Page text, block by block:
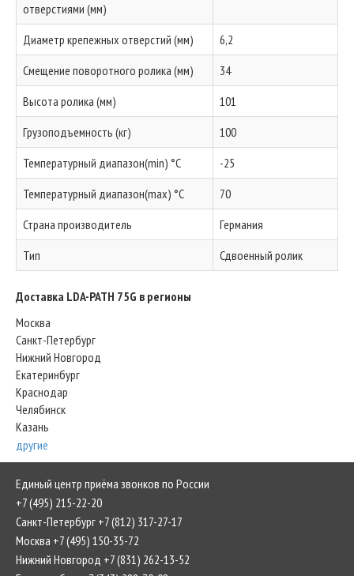
отверстиями (мм)
Диаметр крепежных отверстий (мм)
6,2
Смещение поворотного ролика (мм)
34
Высота ролика (мм)
101
Грузоподъемность (кг)
100
Температурный диапазон(min) °C
-25
Температурный диапазон(max) °C
70
Страна производитель
Германия
Тип
Сдвоенный ролик
Доставка LDA-PATH 75G в регионы
Москва
Санкт-Петербург
Нижний Новгород
Екатеринбург
Краснодар
Челябинск
Казань
другие
Единый центр приёма звонков по России
+7 (495) 215-22-20
Санкт-Петербург +7 (812) 317-27-17
Москва +7 (495) 150-35-72
Нижний Новгород +7 (831) 262-13-52